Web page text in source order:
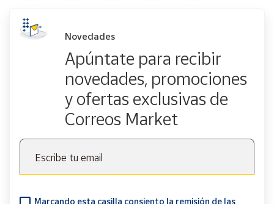
Novedades
Apúntate para recibir
novedades, promociones
y ofertas exclusivas de
Correos Market
Escribe tu email
Marcando esta casilla consiento la remisión de las